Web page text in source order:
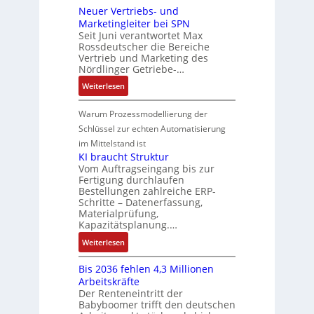
w
i
c
k
u
g
P
o
s
i
t
i
v
e
M
o
m
e
n
t
a
u
f
n
a
h
m
e
n
d
R
o
b
k
r
a
t
i
o
n
i
n
F
a
n
u
c
C
N
C
-
y
s
e
m
m
t
e
c
h
n
k
e
s
c
h
ä
f
t
s
f
ü
h
r
e
r
a
s
s
a
u
l
t
S
y
s
t
è
m
e
s
:
Q
2
-
E
r
g
e
Neuer Vertriebs- und
Marketingleiter bei SPN
Seit Juni verantwortet Max
Rossdeutscher die Bereiche
Vertrieb und Marketing des
Nördlinger Getriebe-…
Weiterlesen:
N
e
u
r
V
e
r
t
r
i
e
b
s
-
u
n
Warum Prozessmodellierung der
Schlüssel zur echten Automatisierung
im Mittelstand ist
KI braucht Struktur
Vom Auftragseingang bis zur
Fertigung durchlaufen
Bestellungen zahlreiche ERP-
Schritte – Datenerfassung,
Materialprüfung,
Kapazitätsplanung.…
Weiterlesen:
K
I
b
r
a
Bis 2036 fehlen 4,3 Millionen
Arbeitskräfte
Der Renteneintritt der
Babyboomer trifft den deutschen